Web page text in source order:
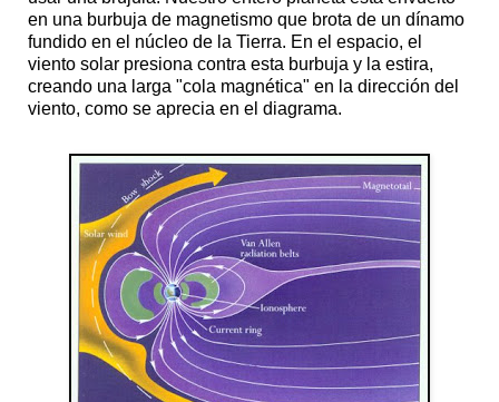
en una burbuja de magnetismo que brota de un dínamo
fundido en el núcleo de la Tierra. En el espacio, el
viento solar presiona contra esta burbuja y la estira,
creando una larga "cola magnética" en la dirección del
viento, como se aprecia en el diagrama.